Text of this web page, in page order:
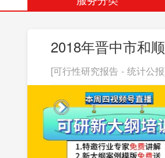
2018年晋中市和
[可行性研究报告 - 统计公